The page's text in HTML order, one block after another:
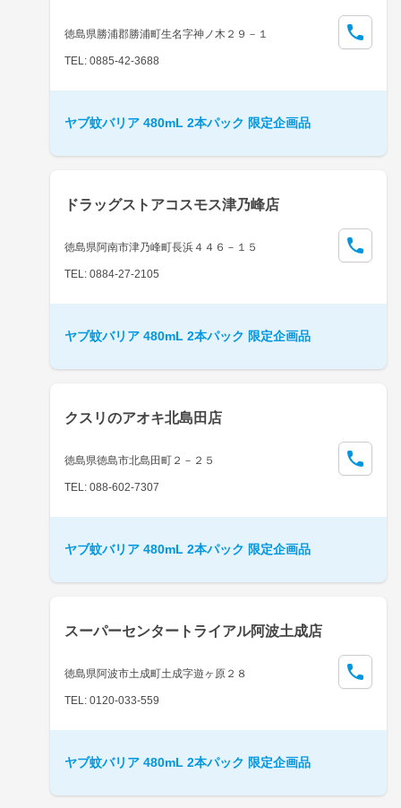
徳島県勝浦郡勝浦町生名字神ノ木２９－１
TEL: 0885-42-3688
ヤブ蚊バリア 480mL 2本パック 限定企画品
ドラッグストアコスモス津乃峰店
徳島県阿南市津乃峰町長浜４４６－１５
TEL: 0884-27-2105
ヤブ蚊バリア 480mL 2本パック 限定企画品
クスリのアオキ北島田店
徳島県徳島市北島田町２－２５
TEL: 088-602-7307
ヤブ蚊バリア 480mL 2本パック 限定企画品
スーパーセンタートライアル阿波土成店
徳島県阿波市土成町土成字遊ヶ原２８
TEL: 0120-033-559
ヤブ蚊バリア 480mL 2本パック 限定企画品